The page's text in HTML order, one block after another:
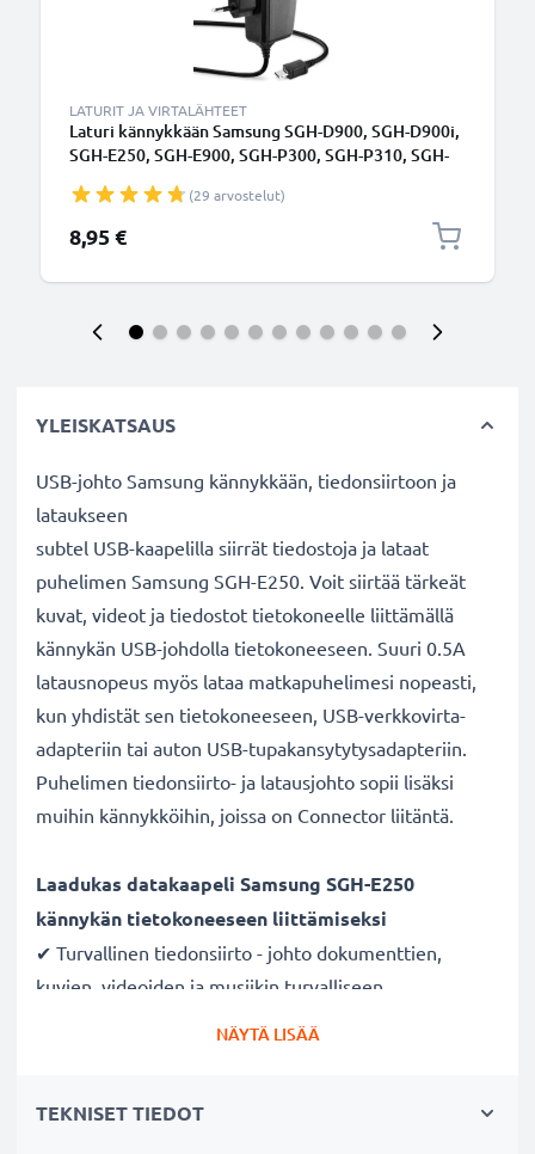
LATURIT JA VIRTALÄHTEET
Laturi kännykkään Samsung SGH-D900, SGH-D900i,
SGH-E250, SGH-E900, SGH-P300, SGH-P310, SGH-
latausjohto, laturi(29 arvostelut)
8,95 €
YLEISKATSAUS
USB-johto Samsung kännykkään, tiedonsiirtoon ja
lataukseen
subtel USB-kaapelilla siirrät tiedostoja ja lataat
puhelimen Samsung SGH-E250. Voit siirtää tärkeät
kuvat, videot ja tiedostot tietokoneelle liittämällä
kännykän USB-johdolla tietokoneeseen. Suuri 0.5A
latausnopeus myös lataa matkapuhelimesi nopeasti,
kun yhdistät sen tietokoneeseen, USB-verkkovirta-
adapteriin tai auton USB-tupakansytytysadapteriin.
Puhelimen tiedonsiirto- ja latausjohto sopii lisäksi
muihin kännykköihin, joissa on Connector liitäntä.
Laadukas datakaapeli Samsung SGH-E250
kännykän tietokoneeseen liittämiseksi
✔ Turvallinen tiedonsiirto - johto dokumenttien,
kuvien, videoiden ja musiikin turvalliseen
✔ Nopea tiedonsiirto - tiedonsiirtokaapeli uusimmalla
NÄYTÄ LISÄÄ
TEKNISET TIEDOT